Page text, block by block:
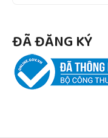
ĐÃ ĐĂNG KÝ